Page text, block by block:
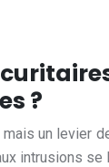
?
un levier
intrusions